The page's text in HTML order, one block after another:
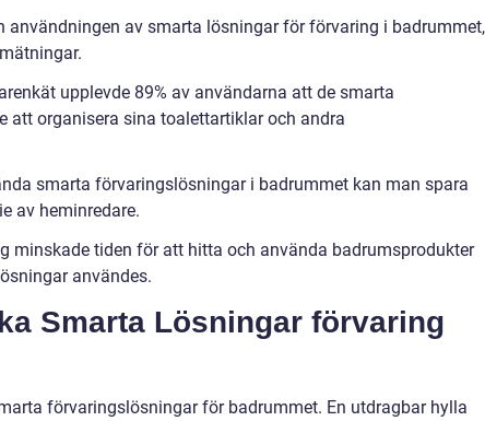
användningen av smarta lösningar för förvaring i badrummet,
upplevde 89% av användarna att de smarta
att organisera sina toalettartiklar och andra
smarta förvaringslösningar i badrummet kan man spara
av heminredare.
minskade tiden för att hitta och använda badrumsprodukter
användes.
Smarta Lösningar förvaring
förvaringslösningar för badrummet. En utdragbar hylla